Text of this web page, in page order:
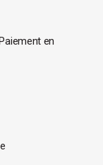
en